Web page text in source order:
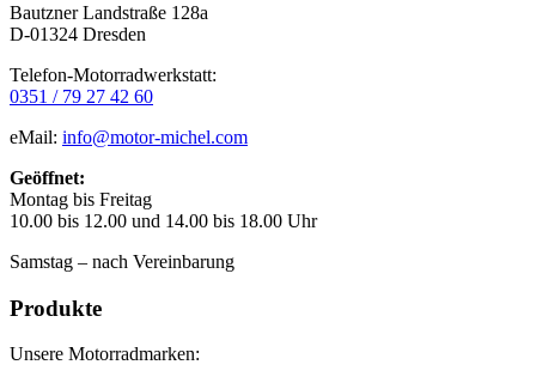
Bautzner Landstraße 128a
D-01324 Dresden
Telefon-Motorradwerkstatt:
0351 / 79 27 42 60
eMail: info@motor-michel.com
Geöffnet:
Montag bis Freitag
10.00 bis 12.00 und 14.00 bis 18.00 Uhr
Samstag – nach Vereinbarung
Produkte
Unsere Motorradmarken: